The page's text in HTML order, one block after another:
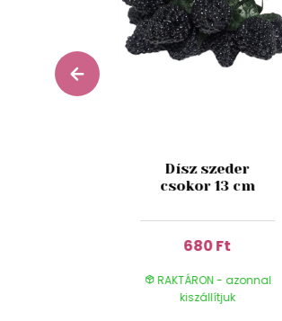
Dísz szeder
csokor 13 cm
680 Ft
RAKTÁRON - azonnal
kiszállítjuk